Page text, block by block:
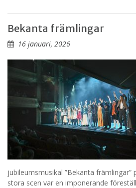
Bekanta främlingar
16 januari, 2026
jubileumsmusikal ”Bekanta främlingar”
stora scen var en imponerande